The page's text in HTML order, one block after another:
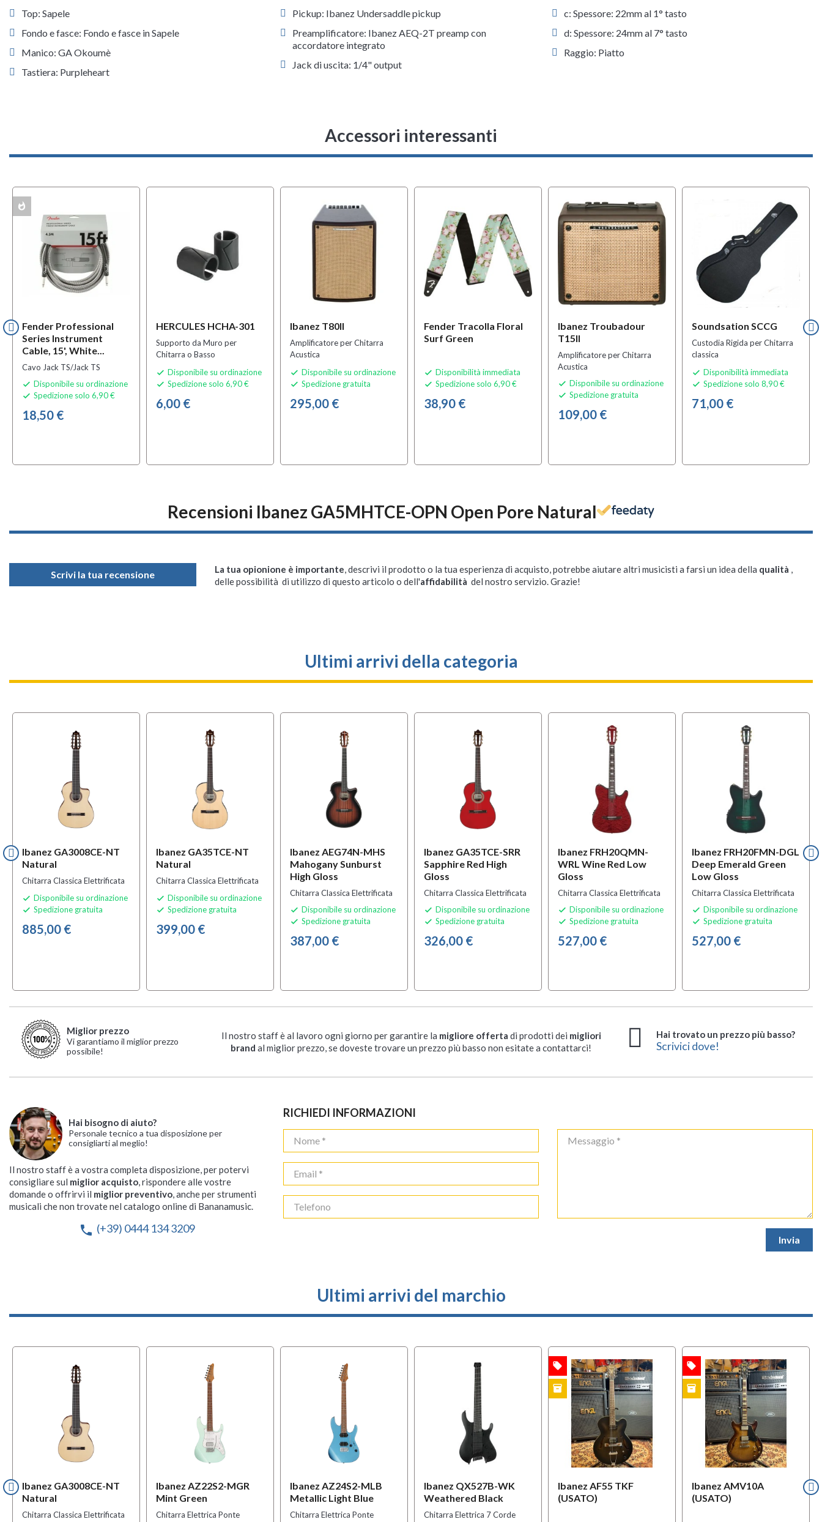
Top: Sapele
Fondo e fasce: Fondo e fasce in Sapele
Manico: GA Okoumè
Tastiera: Purpleheart
Pickup: Ibanez Undersaddle pickup
Preamplificatore: Ibanez AEQ-2T preamp con
accordatore integrato
Jack di uscita: 1/4" output
c: Spessore: 22mm al 1° tasto
d: Spessore: 24mm al 7° tasto
Raggio: Piatto
Accessori interessanti
Fender Professional
Series Instrument
Cable, 15', White...
Cavo Jack TS/Jack TS
 Disponibile su ordinazione
 Spedizione solo 6,90 €
18,50 €
whatshot
HERCULES HCHA-301
Supporto da Muro per
Chitarra o Basso
 Disponibile su ordinazione
 Spedizione solo 6,90 €
6,00 €
Ibanez T80II
Amplificatore per Chitarra
Acustica
 Disponibile su ordinazione
 Spedizione gratuita
295,00 €
Fender Tracolla Floral
Surf Green
 Disponibilità immediata
 Spedizione solo 6,90 €
38,90 €
Ibanez Troubadour
T15II
Amplificatore per Chitarra
Acustica
 Disponibile su ordinazione
 Spedizione gratuita
109,00 €
Soundsation SCCG
Custodia Rigida per Chitarra
classica
 Disponibilità immediata
 Spedizione solo 8,90 €
71,00 €
MULTIPACK
Recensioni Ibanez GA5MHTCE-OPN Open Pore Natural
Scrivi la tua recensione La tua opionione è importante, descrivi il prodotto o la tua esperienza di acquisto, potrebbe aiutare altri musicisti a farsi un idea della qualità ,
delle possibilità di utilizzo di questo articolo o dell'affidabilità del nostro servizio. Grazie!
Ultimi arrivi della categoria
Ibanez GA3008CE-NT
Natural
Chitarra Classica Elettrificata
 Disponibile su ordinazione
 Spedizione gratuita
885,00 €
Ibanez GA35TCE-NT
Natural
Chitarra Classica Elettrificata
 Disponibile su ordinazione
 Spedizione gratuita
399,00 €
Ibanez AEG74N-MHS
Mahogany Sunburst
High Gloss
Chitarra Classica Elettrificata
 Disponibile su ordinazione
 Spedizione gratuita
387,00 €
Ibanez GA35TCE-SRR
Sapphire Red High
Gloss
Chitarra Classica Elettrificata
 Disponibile su ordinazione
 Spedizione gratuita
326,00 €
Ibanez FRH20QMN-
WRL Wine Red Low
Gloss
Chitarra Classica Elettrificata
 Disponibile su ordinazione
 Spedizione gratuita
527,00 €
Ibanez FRH20FMN-DGL
Deep Emerald Green
Low Gloss
Chitarra Classica Elettrificata
 Disponibile su ordinazione
 Spedizione gratuita
527,00 €
Miglior prezzo
Vi garantiamo il miglior prezzo
possibile!
Il nostro staff è al lavoro ogni giorno per garantire la migliore offerta di prodotti dei migliori
brand al miglior prezzo, se doveste trovare un prezzo più basso non esitate a contattarci!
Hai trovato un prezzo più basso?
Scrivici dove!
Hai bisogno di aiuto?
Personale tecnico a tua disposizione per
consigliarti al meglio!
Il nostro staff è a vostra completa disposizione, per potervi
consigliare sul miglior acquisto, rispondere alle vostre
domande o offrirvi il miglior preventivo, anche per strumenti
musicali che non trovate nel catalogo online di Bananamusic.
phone (+39) 0444 134 3209
RICHIEDI INFORMAZIONI
Ultimi arrivi del marchio
Ibanez GA3008CE-NT
Natural
Chitarra Classica Elettrificata
Ibanez AZ22S2-MGR
Mint Green
Chitarra Elettrica Ponte
Ibanez AZ24S2-MLB
Metallic Light Blue
Chitarra Elettrica Ponte
Ibanez QX527B-WK
Weathered Black
Chitarra Elettrica 7 Corde
Ibanez AF55 TKF
(USATO)
local_offer
inventory
Ibanez AMV10A
(USATO)
OFFERTA local_offer
USATO inventory
OFFERTA
USATO